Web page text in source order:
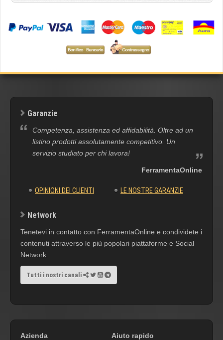
Garanzie
Competenza, assistenza ed affidabilità. Oltre ad un
listino prodotti assolutamente competitivo. Un
servizio studiato per chi lavora!
FerramentaOnline
OPINIONI DEI CLIENTI LE NOSTRE GARANZIE
Network
Tenetevi in contatto con FerramentaOnline e condividete i
contenuti attraverso le più popolari piattaforme e Social
Network.
Tutti i nostri canali
Azienda Aiuto rapido